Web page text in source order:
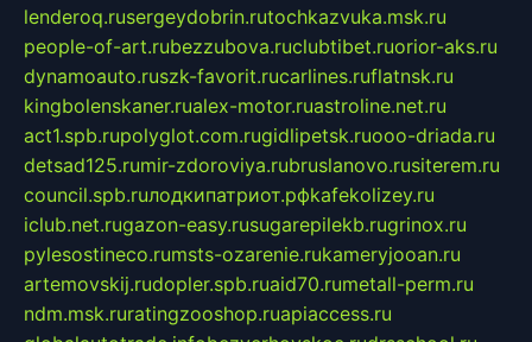
lenderoq.rusergeydobrin.rutochkazvuka.msk.ru
people-of-art.rubezzubova.ruclubtibet.ruorior-aks.ru
dynamoauto.ruszk-favorit.rucarlines.ruflatnsk.ru
kingbolenskaner.rualex-motor.ruastroline.net.ru
act1.spb.rupolyglot.com.rugidlipetsk.ruooo-driada.ru
detsad125.rumir-zdoroviya.rubruslanovo.rusiterem.ru
council.spb.ruлодкипатриот.рфkafekolizey.ru
iclub.net.rugazon-easy.rusugarepilekb.rugrinox.ru
pylesostineco.rumsts-ozarenie.rukameryjooan.ru
artemovskij.rudopler.spb.ruaid70.rumetall-perm.ru
ndm.msk.ruratingzooshop.ruapiaccess.ru